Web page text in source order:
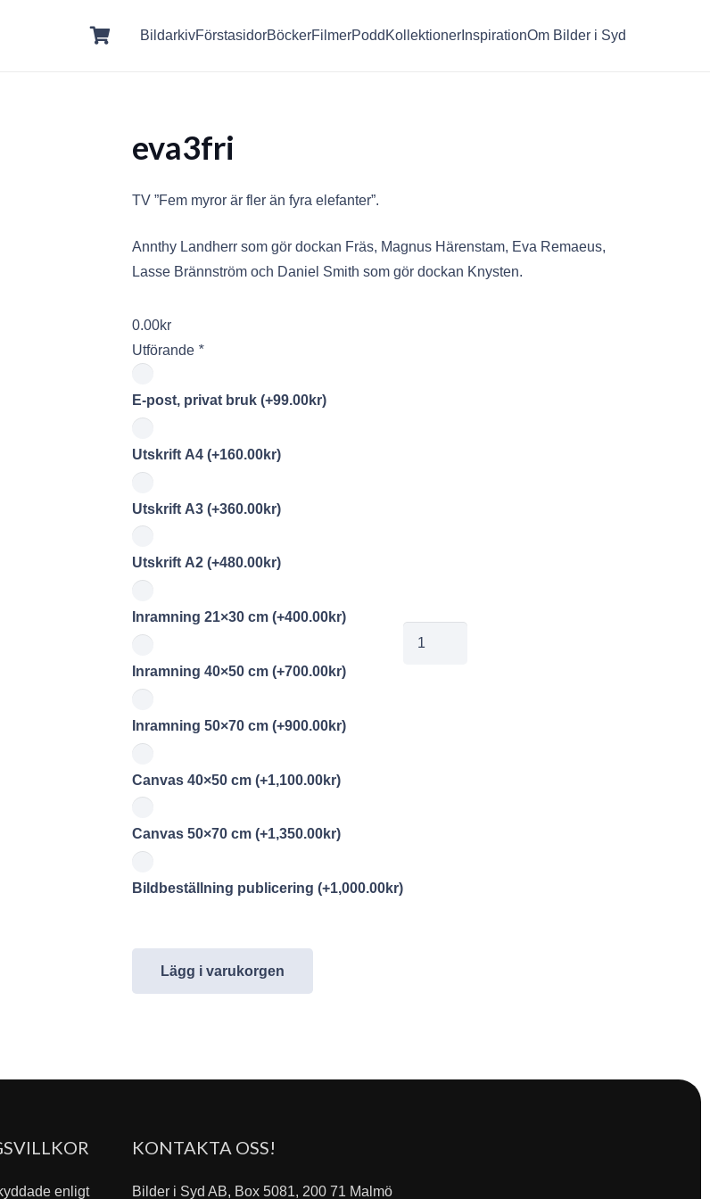
BildarkivFörstasidorBöckerFilmerPodd Kollektioner InspirationOm Bilder i Syd
eva3fri
TV ”Fem myror är fler än fyra elefanter”.
Annthy Landherr som gör dockan Fräs, Magnus Härenstam, Eva Remaeus,
Lasse Brännström och Daniel Smith som gör dockan Knysten.
0.00kr
Utförande *
E-post, privat bruk (+99.00kr)
Utskrift A4 (+160.00kr)
Utskrift A3 (+360.00kr)
Utskrift A2 (+480.00kr)
Inramning 21×30 cm (+400.00kr)
Inramning 40×50 cm (+700.00kr)
Inramning 50×70 cm (+900.00kr)
Canvas 40×50 cm (+1,100.00kr)
Canvas 50×70 cm (+1,350.00kr)
Bildbeställning publicering (+1,000.00kr)
Lägg i varukorgen
enligt
KONTAKTA OSS!
Bilder i Syd AB, Box 5081, 200 71 Malmö